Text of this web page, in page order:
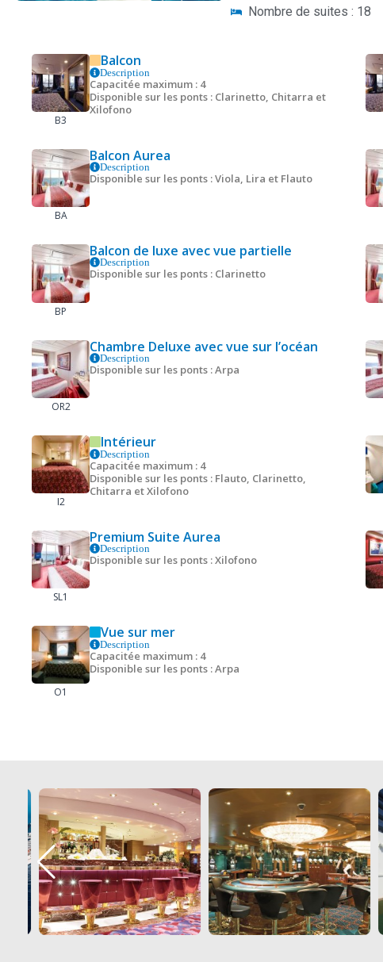
Nombre de suites : 18
B3
Balcon
Description
Capacitée maximum : 4
Disponible sur les ponts : Clarinetto, Chitarra et
Xilofono
BA
Balcon Aurea
Description
Disponible sur les ponts : Viola, Lira et Flauto
BP
Balcon de luxe avec vue partielle
Description
Disponible sur les ponts : Clarinetto
OR2
Chambre Deluxe avec vue sur l’océan
Description
Disponible sur les ponts : Arpa
I2
Intérieur
Description
Capacitée maximum : 4
Disponible sur les ponts : Flauto, Clarinetto,
Chitarra et Xilofono
SL1
Premium Suite Aurea
Description
Disponible sur les ponts : Xilofono
O1
Vue sur mer
Description
Capacitée maximum : 4
Disponible sur les ponts : Arpa